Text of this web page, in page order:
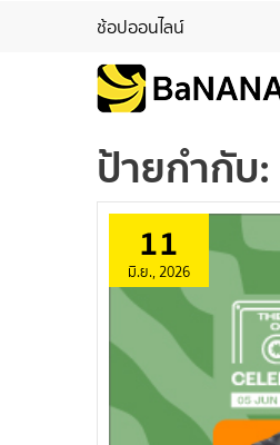
ช้อปออนไลน์
ป้ายกำกับ:
11
มิ.ย., 2026